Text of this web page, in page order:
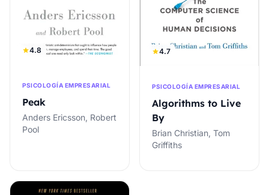
4.8
PSICOLOGÍA EMPRESARIAL
Peak
Anders Ericsson, Robert
Pool
4.7
PSICOLOGÍA EMPRESARIAL
Algorithms to Live
By
Brian Christian, Tom
Griffiths